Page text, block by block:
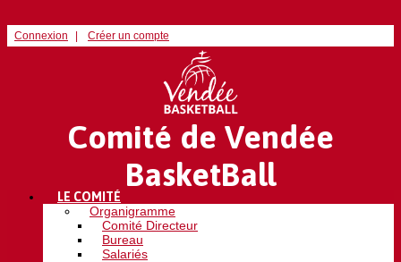
Connexion Créer un compte
Comité de Vendée
BasketBall
LE COMITÉ
Organigramme
Comité Directeur
Bureau
Salariés